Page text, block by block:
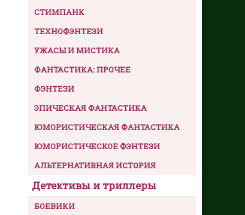
СТИМПАНК
ТЕХНОФЭНТЕЗИ
УЖАСЫ И МИСТИКА
ФАНТАСТИКА: ПРОЧЕЕ
ФЭНТЕЗИ
ЭПИЧЕСКАЯ ФАНТАСТИКА
ЮМОРИСТИЧЕСКАЯ ФАНТАСТИКА
ЮМОРИСТИЧЕСКОЕ ФЭНТЕЗИ
АЛЬТЕРНАТИВНАЯ ИСТОРИЯ
Детективы и триллеры
БОЕВИКИ